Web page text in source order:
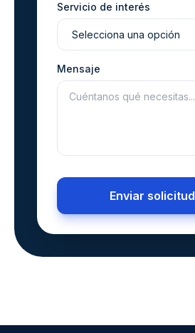
Servicio de interés
Mensaje
Enviar solicitud